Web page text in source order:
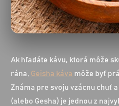
Ak hľadáte kávu, ktorá môže
rána, Geisha káva môže byť
Známa pre svoju vzácnu chuť
(alebo Gesha) je jednou z